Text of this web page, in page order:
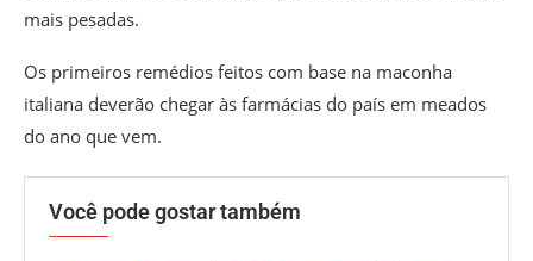
mais pesadas.
Os primeiros remédios feitos com base na maconha
italiana deverão chegar às farmácias do país em meados
do ano que vem.
Você pode gostar também